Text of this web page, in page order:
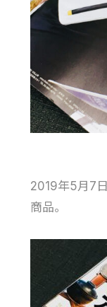
2019年5月7
商品。